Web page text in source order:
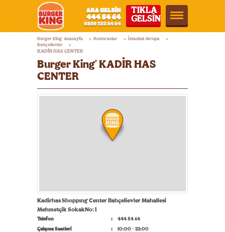
Burger
King®
TIKLA
GELSİN
Burger King® Anasayfa > Restoranlar > İstanbul Avrupa
>
Bahçelievler
>
KADİR HAS CENTER
Burger King® KADİR HAS
CENTER
Kadirhas Shoppıng Center Bahçelievler Mahallesi
Mehmetçik SokakNo: 1
Telefon
444 54 64
Çalışma Saatleri
10:00 - 22:00